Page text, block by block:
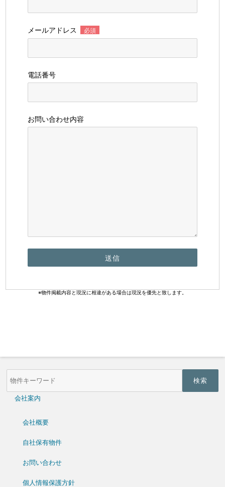
メールアドレス 必須
電話番号
お問い合わせ内容
※物件掲載内容と現況に相違がある場合は現況を優先と致します。
物
件
会社案内
会社概要
自社保有物件
お問い合わせ
個人情報保護方針